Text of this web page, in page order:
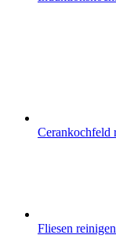
Cerankochfeld
Fliesen